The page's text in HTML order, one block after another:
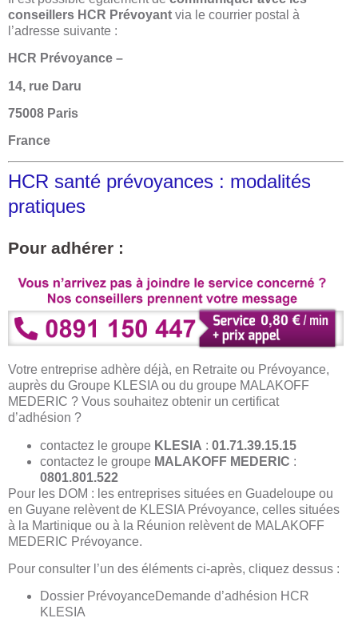
conseillers HCR Prévoyant via le courrier postal à
l’adresse suivante :
HCR Prévoyance –
14, rue Daru
75008 Paris
France
HCR santé prévoyances : modalités
pratiques
Pour adhérer :
Votre entreprise adhère déjà, en Retraite ou Prévoyance,
auprès du Groupe KLESIA ou du groupe MALAKOFF
MEDERIC ? Vous souhaitez obtenir un certificat
d’adhésion ?
contactez le groupe KLESIA : 01.71.39.15.15
contactez le groupe MALAKOFF MEDERIC :
0801.801.522
Pour les DOM : les entreprises situées en Guadeloupe ou
en Guyane relèvent de KLESIA Prévoyance, celles situées
à la Martinique ou à la Réunion relèvent de MALAKOFF
MEDERIC Prévoyance.
Pour consulter l’un des éléments ci-après, cliquez dessus :
Dossier PrévoyanceDemande d’adhésion HCR
KLESIA